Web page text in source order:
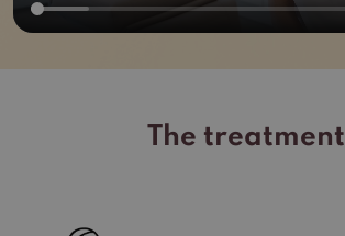
The treatment